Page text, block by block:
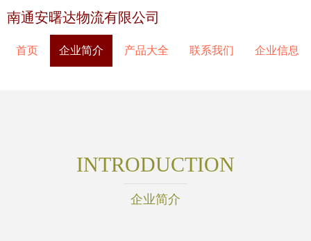
南通安曙达物流有限公司
首页 企业简介 产品大全 联系我们 企业信息
INTRODUCTION
企业简介